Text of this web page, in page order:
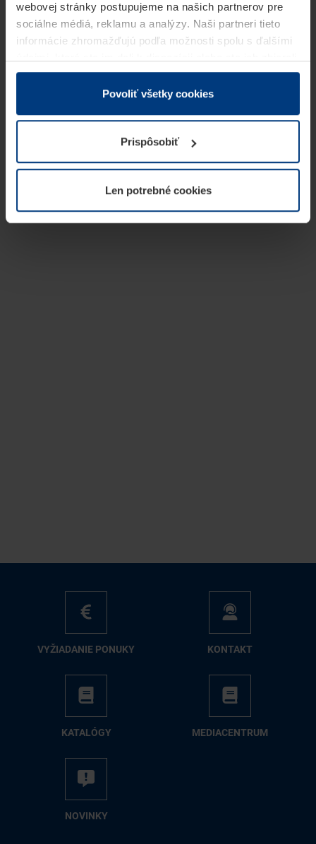
webovej stránky postupujeme na našich partnerov pre
sociálne médiá, reklamu a analýzy. Naši partneri tieto
informácie zhromažďujú podľa možnosti spolu s ďalšími
v rámci Vášho využívania služieb.
Z právneho hľadiska môžeme cookies ukladať na Vašom
prevádzku tejto stránky. Pre všetky ostatné typy cookie
potrebujeme Vaše povolenie. Vaše povolenie môžete
kedykoľvek zmeniť alebo odvolať vo vysvetlení cookie
našej webovej stránky.
Povoliť všetky cookies
Prispôsobiť
Len potrebné cookies
VY­ŽIA­DA­NIE PO­NU­KY KON­TAKT
KA­TA­LÓ­GY ME­DIA­CEN­TRUM
NO­VIN­KY